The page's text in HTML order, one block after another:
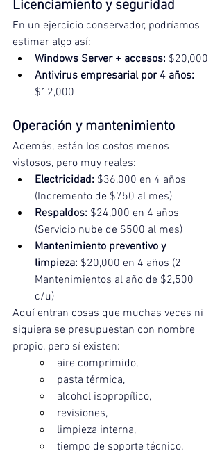
Licenciamiento y seguridad
En un ejercicio conservador, podríamos
estimar algo así:
Windows Server + accesos: $20,000
Antivirus empresarial por 4 años:
$12,000
Operación y mantenimiento
Además, están los costos menos
vistosos, pero muy reales:
Electricidad: $36,000 en 4 años
(Incremento de $750 al mes)
Respaldos: $24,000 en 4 años
(Servicio nube de $500 al mes)
Mantenimiento preventivo y
limpieza: $20,000 en 4 años (2
Mantenimientos al año de $2,500
c/u)
Aquí entran cosas que muchas veces ni
siquiera se presupuestan con nombre
propio, pero sí existen:
aire comprimido,
pasta térmica,
alcohol isopropílico,
revisiones,
limpieza interna,
tiempo de soporte técnico.